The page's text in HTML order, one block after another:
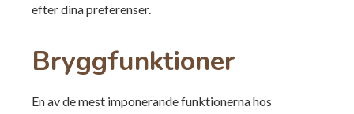
efter dina preferenser.
Bryggfunktioner
En av de mest imponerande funktionerna hos